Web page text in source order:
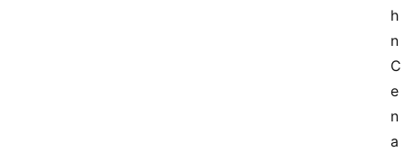
h
n
C
e
n
a